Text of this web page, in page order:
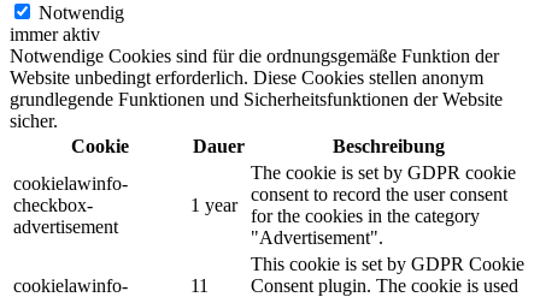
Notwendig
immer aktiv
Notwendige Cookies sind für die ordnungsgemäße Funktion der
Website unbedingt erforderlich. Diese Cookies stellen anonym
grundlegende Funktionen und Sicherheitsfunktionen der Website
sicher.
Cookie
Dauer
Beschreibung
cookielawinfo-
checkbox-
advertisement
1 year
The cookie is set by GDPR cookie
consent to record the user consent
for the cookies in the category
"Advertisement".
cookielawinfo-
11
This cookie is set by GDPR Cookie
Consent plugin. The cookie is used